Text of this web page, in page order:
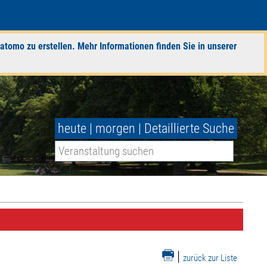
zu erstellen. Mehr Informationen finden Sie in unserer
heute | morgen | Detaillierte Suche
| zurück zur Liste